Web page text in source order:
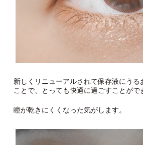
新しくリニューアルされて保存液にうる
ことで、とっても快適に過ごすことがで
瞳が乾きにくくなった気がします。